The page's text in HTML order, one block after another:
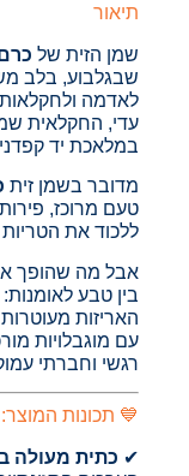
תיאור
שמן הזית של
שבגלבוע, בלב
לאדמה
עדי, החקלאית
במלאכת יד
מדובר בשמן זית
טעם מרוכז,
ללכוד את
אבל מה שהופך
בין טבע לאומנות:
האריזות
עם מוגבלויות
רגשי וחברתי
💙 תכונות המוצר:
✔ כתית מעולה